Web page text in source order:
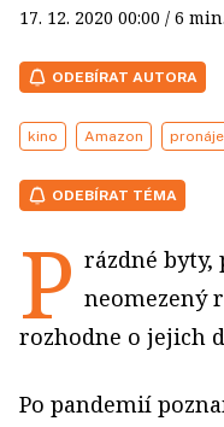
17. 12. 2020 00:00 / 6
ODEBÍRAT AUTORA
kino Amazon
ODEBÍRAT TÉMA
P rázdné byty,
neomezený
rozhodne o jejich
Po pandemií